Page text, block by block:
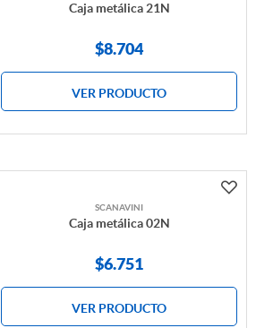
Caja metálica 21N
$8.704
VER PRODUCTO
SCANAVINI
Caja metálica 02N
$6.751
VER PRODUCTO